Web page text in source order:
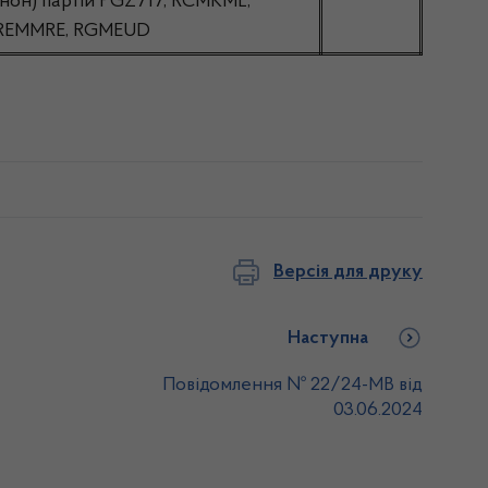
RGMEUD
Версія для друку
Наступна
Повідомлення № 22/24-МВ від
03.06.2024